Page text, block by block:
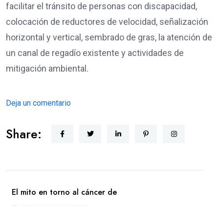
facilitar el tránsito de personas con discapacidad,
colocación de reductores de velocidad, señalización
horizontal y vertical, sembrado de gras, la atención de
un canal de regadío existente y actividades de
mitigación ambiental.
Deja un comentario
Share:
El mito en torno al cáncer de